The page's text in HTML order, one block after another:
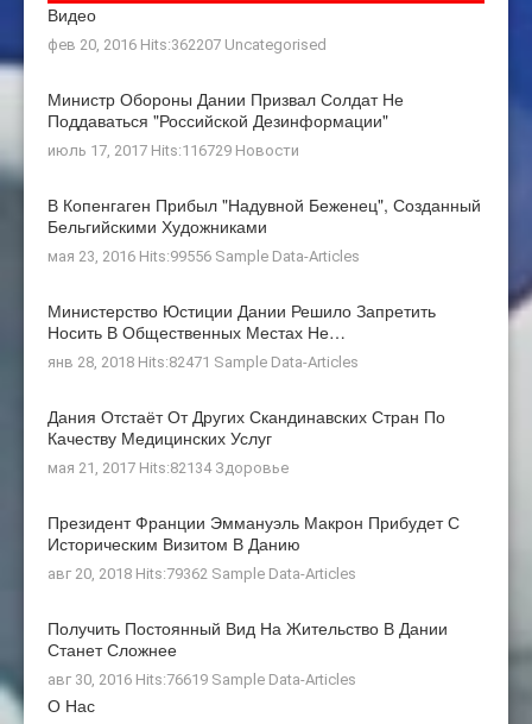
Видео
фев 20, 2016 Hits:362207 Uncategorised
Министр Обороны Дании Призвал Солдат Не
Поддаваться "российской Дезинформации"
июль 17, 2017 Hits:116729 Новости
В Копенгаген Прибыл "Надувной Беженец", Созданный
Бельгийскими Художниками
мая 23, 2016 Hits:99556 Sample Data-Articles
Министерство Юстиции Дании Решило Запретить
Носить В Общественных Местах Не…
янв 28, 2018 Hits:82471 Sample Data-Articles
Дания Отстаёт От Других Скандинавских Стран По
Качеству Медицинских Услуг
мая 21, 2017 Hits:82134 Здоровье
Президент Франции Эммануэль Макрон Прибудет С
Историческим Визитом В Данию
авг 20, 2018 Hits:79362 Sample Data-Articles
Получить Постоянный Вид На Жительство В Дании
Станет Сложнее
авг 30, 2016 Hits:76619 Sample Data-Articles
О Нас